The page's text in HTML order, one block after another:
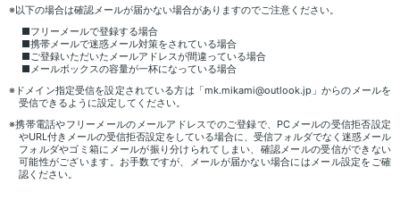
※以下の場合は確認メールが届かない場合がありますのでご注意ください。
■フリーメールで登録する場合
■携帯メールで迷惑メール対策をされている場合
■ご登録いただいたメールアドレスが間違っている場合
■メールボックスの容量が一杯になっている場合
※ドメイン指定受信を設定されている方は「mk.mikami@outlook.jp」からのメールを
受信できるように設定してください。
※携帯電話やフリーメールのメールアドレスでのご登録で、PCメールの受信拒否設定
やURL付きメールの受信拒否設定をしている場合に、受信フォルダでなく迷惑メール
フォルダやゴミ箱にメールが振り分けられてしまい、確認メールの受信ができない
可能性がございます。お手数ですが、メールが届かない場合にはメール設定をご確
認ください。